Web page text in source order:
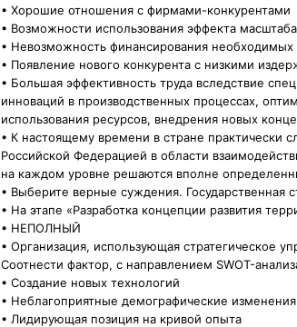
• Хорошие отношения с фирмами-конкурентами
• Возможности использования эффекта масштаба
• Невозможность финансирования необходимых
• Появление нового конкурента с низкими
• Большая эффективность труда вследствие
инноваций в производственных процессах,
использования ресурсов, внедрения новых
• К настоящему времени в стране
Российской Федерацией в области
на каждом уровне решаются вполне
• Выберите верные суждения. Государственная
• На этапе «Разработка концепции развития
• НЕПОЛНЫЙ
• Организация, использующая стратегическое
Соотнести фактор, с направлением SWOT-
• Создание новых технологий
• Неблагоприятные демографические изменения
• Лидирующая позиция на кривой опыта